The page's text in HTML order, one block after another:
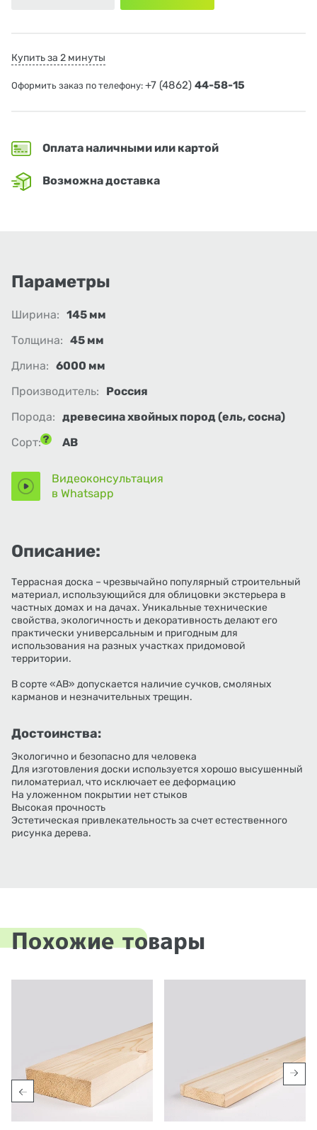
Купить за 2 минуты
Оформить заказ по телефону: +7 (4862) 44-58-15
Оплата наличными или картой
Возможна доставка
Параметры
Ширина: 145 мм
Толщина: 45 мм
Длина: 6000 мм
Производитель:
Россия
Порода: древесина хвойных пород (ель, сосна)
Сорт:
АВ
Видеоконсультация
в Whatsapp
Описание:
Террасная доска – чрезвычайно популярный строительный
материал, использующийся для облицовки экстерьера в
частных домах и на дачах. Уникальные технические
свойства, экологичность и декоративность делают его
практически универсальным и пригодным для
использования на разных участках придомовой
территории.
В сорте «АВ» допускается наличие сучков, смоляных
карманов и незначительных трещин.
Достоинства:
Экологично и безопасно для человека
Для изготовления доски используется хорошо высушенный
пиломатериал, что исключает ее деформацию
На уложенном покрытии нет стыков
Высокая прочность
Эстетическая привлекательность за счет естественного
рисунка дерева.
Похожие товары